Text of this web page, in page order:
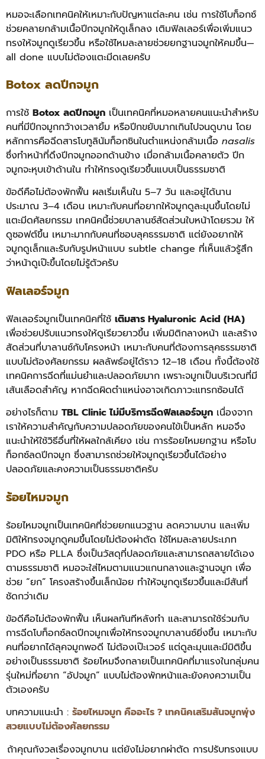
หมอจะเลือกเทคนิคให้เหมาะกับปัญหาแต่ละคน เช่น การใช้โบท็อกซ์
ช่วยคลายกล้ามเนื้อปีกจมูกให้ดูเล็กลง เติมฟิลเลอร์เพื่อเพิ่มแนว
ทรงให้จมูกดูเรียวขึ้น หรือใช้ไหมละลายช่วยยกฐานจมูกให้คมขึ้น—
all done แบบไม่ต้องแตะมีดเลยครับ
Botox ลดปีกจมูก
การใช้ Botox ลดปีกจมูก เป็นเทคนิคที่หมอหลายคนแนะนำสำหรับ
คนที่มีปีกจมูกกว้างเวลายิ้ม หรือปีกขยับมากเกินไปจนดูบาน โดย
หลักการคือฉีดสารโบทูลินัมท็อกซินในตำแหน่งกล้ามเนื้อ nasalis
ซึ่งทำหน้าที่ดึงปีกจมูกออกด้านข้าง เมื่อกล้ามเนื้อคลายตัว ปีก
จมูกจะหุบเข้าด้านใน ทำให้ทรงดูเรียวขึ้นแบบเป็นธรรมชาติ
ข้อดีคือไม่ต้องพักฟื้น ผลเริ่มเห็นใน 5–7 วัน และอยู่ได้นาน
ประมาณ 3–4 เดือน เหมาะกับคนที่อยากให้จมูกดูละมุนขึ้นโดยไม่
แตะมีดศัลยกรรม เทคนิคนี้ช่วยบาลานซ์สัดส่วนใบหน้าโดยรวม ให้
ดูซอฟต์ขึ้น เหมาะมากกับคนที่ชอบลุคธรรมชาติ แต่ยังอยากให้
จมูกดูเล็กและรับกับรูปหน้าแบบ subtle change ที่เห็นแล้วรู้สึก
ว่าหน้าดูเป๊ะขึ้นโดยไม่รู้ตัวครับ
ฟิลเลอร์จมูก
ฟิลเลอร์จมูกเป็นเทคนิคที่ใช้ เติมสาร Hyaluronic Acid (HA)
เพื่อช่วยปรับแนวทรงให้ดูเรียวยาวขึ้น เพิ่มมิติกลางหน้า และสร้าง
สัดส่วนที่บาลานซ์กับโครงหน้า เหมาะกับคนที่ต้องการลุคธรรมชาติ
แบบไม่ต้องศัลยกรรม ผลลัพธ์อยู่ได้ราว 12–18 เดือน ทั้งนี้ต้องใช้
เทคนิคการฉีดที่แม่นยำและปลอดภัยมาก เพราะจมูกเป็นบริเวณที่มี
เส้นเลือดสำคัญ หากฉีดผิดตำแหน่งอาจเกิดภาวะแทรกซ้อนได้
อย่างไรก็ตาม TBL Clinic ไม่มีบริการฉีดฟิลเลอร์จมูก เนื่องจาก
เราให้ความสำคัญกับความปลอดภัยของคนไข้เป็นหลัก หมอจึง
แนะนำให้ใช้วิธีอื่นที่ให้ผลใกล้เคียง เช่น การร้อยไหมยกฐาน หรือโบ
ท็อกซ์ลดปีกจมูก ซึ่งสามารถช่วยให้จมูกดูเรียวขึ้นได้อย่าง
ปลอดภัยและคงความเป็นธรรมชาติครับ
ร้อยไหมจมูก
ร้อยไหมจมูกเป็นเทคนิคที่ช่วยยกแนวฐาน ลดความบาน และเพิ่ม
มิติให้ทรงจมูกดูคมขึ้นโดยไม่ต้องผ่าตัด ใช้ไหมละลายประเภท
PDO หรือ PLLA ซึ่งเป็นวัสดุที่ปลอดภัยและสามารถสลายได้เอง
ตามธรรมชาติ หมอจะใส่ไหมตามแนวแกนกลางและฐานจมูก เพื่อ
ช่วย “ยก” โครงสร้างขึ้นเล็กน้อย ทำให้จมูกดูเรียวขึ้นและมีสันที่
ชัดกว่าเดิม
ข้อดีคือไม่ต้องพักฟื้น เห็นผลทันทีหลังทำ และสามารถใช้ร่วมกับ
การฉีดโบท็อกซ์ลดปีกจมูกเพื่อให้ทรงจมูกบาลานซ์ยิ่งขึ้น เหมาะกับ
คนที่อยากได้ลุคจมูกพอดี ไม่ต้องเป๊ะเวอร์ แต่ดูละมุนและมีมิติขึ้น
อย่างเป็นธรรมชาติ ร้อยไหมจึงกลายเป็นเทคนิคที่มาแรงในกลุ่มคน
รุ่นใหม่ที่อยาก “อัปจมูก” แบบไม่ต้องพักหน้าและยังคงความเป็น
ตัวเองครับ
บทความแนะนำ : ร้อยไหมจมูก คืออะไร ? เทคนิคเสริมสันจมูกพุ่ง
สวยแบบไม่ต้องศัลยกรรม
ถ้าคุณกังวลเรื่องจมูกบาน แต่ยังไม่อยากผ่าตัด การปรับทรงแบบ